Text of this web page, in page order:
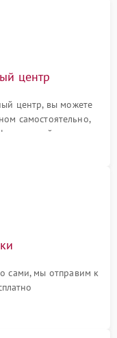
центр
центр, вы можете
самостоятельно,
на сайте
сами, мы отправим к